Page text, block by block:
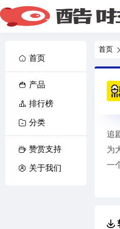
首页
产品
排行榜
分类
赞赏支持
关于我们
首页
追
为
一